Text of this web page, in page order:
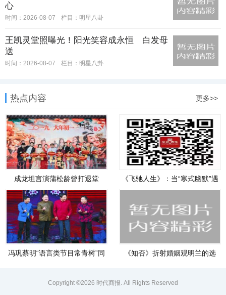
心
时间：2026-08-07 栏目： 明星八卦
王凯灵堂照曝光！阳光笑容成永恒 白发母
送
时间：2026-08-07 栏目： 明星八卦
热点内容 更多>>
成龙坦言演蒲松龄曾打退堂
《飞驰人生》：当“寒式幽默”遇
冯巩蔡明“语言类节目常青树”同
《知否》折射婚姻观明兰的选
Copyright ©2026 时代商报. All Rights Reserved